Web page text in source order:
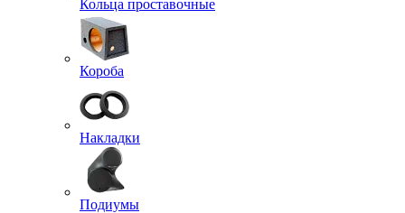
Кольца проставочные
Короба
Накладки
Подиумы